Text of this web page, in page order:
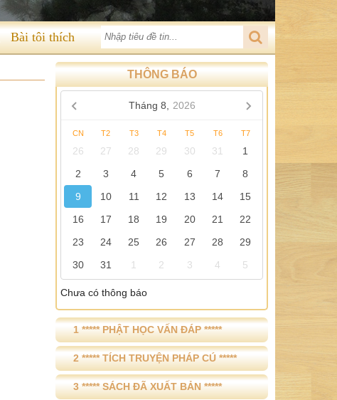
Bài tôi thích
THÔNG BÁO
Tháng 8, 2026
CN T2 T3 T4 T5 T6 T7
26 27 28 29 30 31
1
2
3 4 5 6 7
8
9
10 11 12 13 14
15
16
17 18 19 20 21
22
23
24 25 26 27 28
29
30
31 1 2 3 4 5
Chưa có thông báo
1 ***** PHẬT HỌC VẤN ĐÁP *****
2 ***** TÍCH TRUYỆN PHÁP CÚ *****
3 ***** SÁCH ĐÃ XUẤT BẢN *****